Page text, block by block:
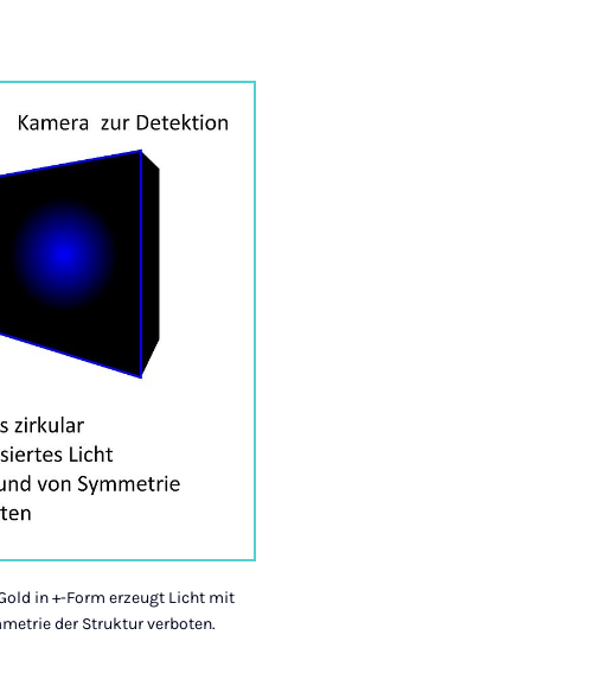
in +-Form erzeugt Licht mit
der Struktur verboten.